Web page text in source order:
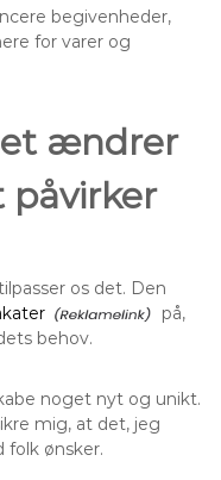
begivenheder,
for varer og
ændrer
påvirker
os det. Den
på,
behov.
noget nyt og unikt.
mig, at det, jeg
folk ønsker.